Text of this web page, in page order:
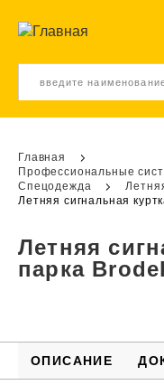
введите
Главная
Профессиональные
Спецодежда
Летняя сигнальная
Летняя
парка
ОПИСАНИЕ